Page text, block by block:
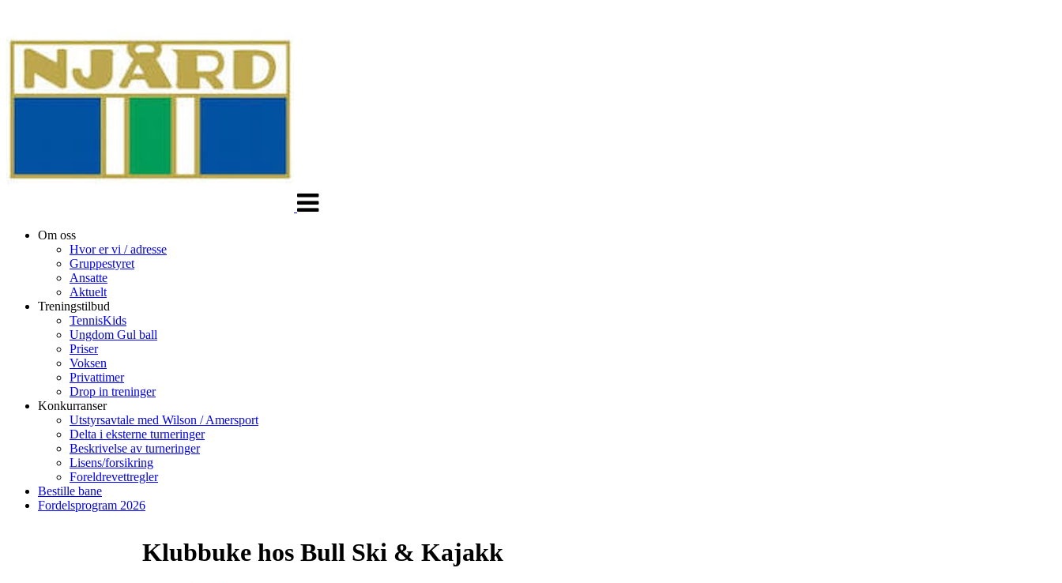
Om oss
Hvor er vi / adresse
Gruppestyret
Ansatte
Aktuelt
Treningstilbud
TennisKids
Ungdom Gul ball
Priser
Voksen
Privattimer
Drop in treninger
Konkurranser
Utstyrsavtale med Wilson / Amersport
Delta i eksterne turneringer
Beskrivelse av turneringer
Lisens/forsikring
Foreldrevettregler
Bestille bane
Fordelsprogram 2026
Klubbuke hos Bull Ski & Kajakk